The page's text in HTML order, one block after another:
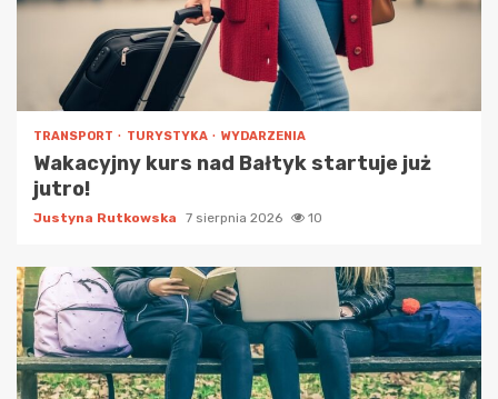
TRANSPORT TURYSTYKA WYDARZENIA
Wakacyjny kurs nad Bałtyk startuje już
jutro!
Justyna Rutkowska 7 sierpnia 2026 10